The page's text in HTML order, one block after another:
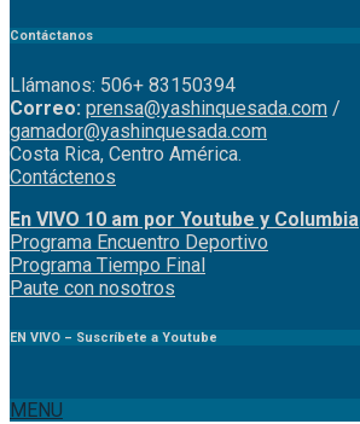
Contáctanos
Llámanos: 506+ 83150394
Correo: prensa@yashinquesada.com /
gamador@yashinquesada.com
Costa Rica, Centro América.
Contáctenos
En VIVO 10 am por Youtube y Columbia
Programa Encuentro Deportivo
Programa Tiempo Final
Paute con nosotros
EN VIVO – Suscríbete a Youtube
MENU